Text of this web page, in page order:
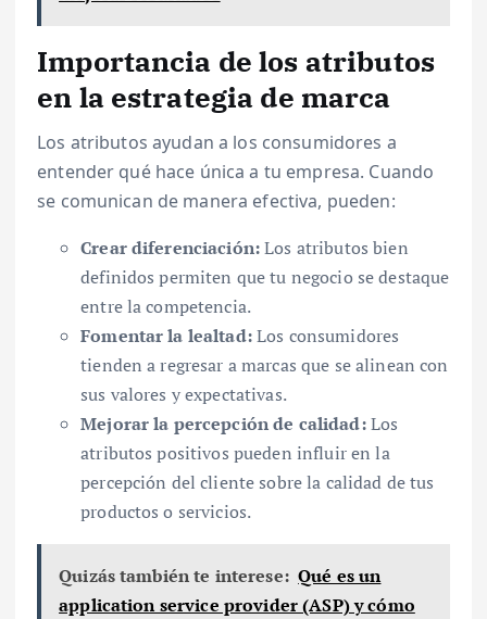
Importancia de los atributos
en la estrategia de marca
Los atributos ayudan a los consumidores a
entender qué hace única a tu empresa. Cuando
se comunican de manera efectiva, pueden:
Crear diferenciación:Los atributos bien
definidos permiten que tu negocio se destaque
entre la competencia.
Fomentar la lealtad:Los consumidores
tienden a regresar a marcas que se alinean con
sus valores y expectativas.
Mejorar la percepción de calidad:Los
atributos positivos pueden influir en la
percepción del cliente sobre la calidad de tus
productos o servicios.
Quizás también te interese: Qué es un
application service provider (ASP) y cómo